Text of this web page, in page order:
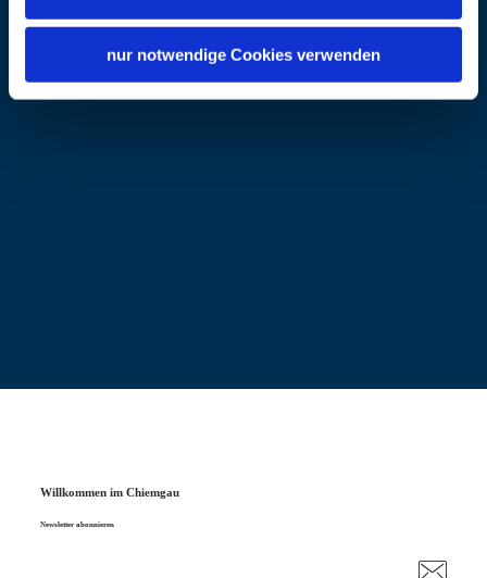
nur notwendige Cookies verwenden
Willkommen im Chiemgau
Newsletter abonnieren